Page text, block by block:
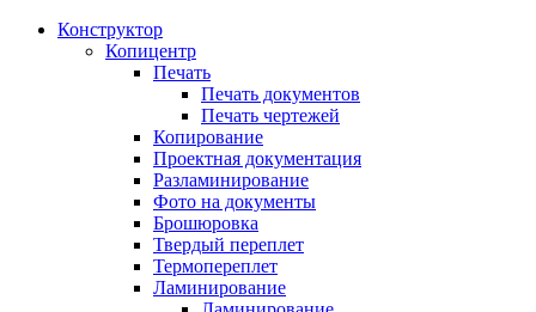
Конструктор
Копицентр
Печать
Печать документов
Печать чертежей
Копирование
Проектная документация
Разламинирование
Фото на документы
Брошюровка
Твердый переплет
Термопереплет
Ламинирование